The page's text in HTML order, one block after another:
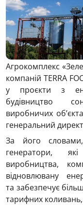
Агрокомплекс
компаній TERRA
у проєкти з
будівництво
виробничих
генеральний
За його словами,
генератори,
виробництва,
відновлювану
та забезпечує
тарифних